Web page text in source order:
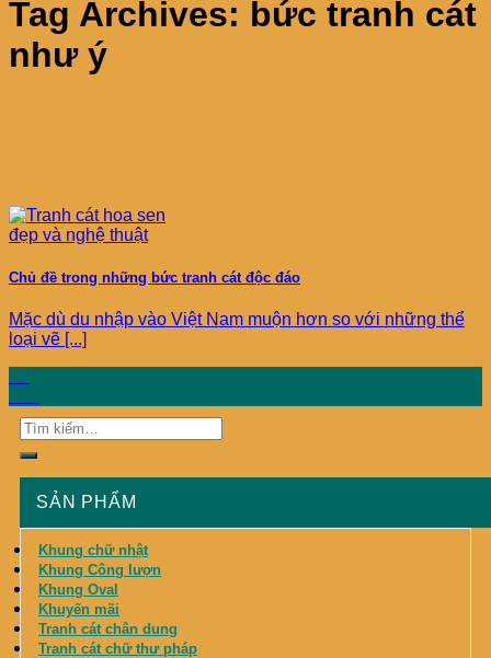
Tag Archives: bức tranh cát
như ý
Chủ đề trong những bức tranh cát độc đáo
Mặc dù du nhập vào Việt Nam muộn hơn so với những thể
loại vẽ [...]
SẢN PHẨM
Khung chữ nhật
Khung Công lượn
Khung Oval
Khuyến mãi
Tranh cát chân dung
Tranh cát chữ thư pháp